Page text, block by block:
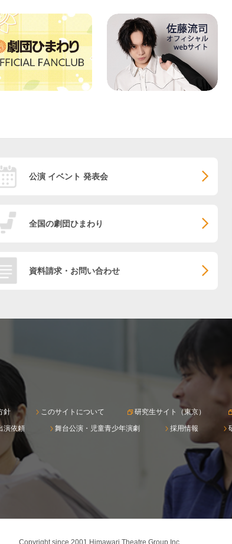
公演 イベント 発表会
全国の劇団ひまわり
資料請求・お問い合わせ
針 このサイトについて 研究生サイト（東京）
演依頼 舞台公演・児童青少年演劇 採用情報
Copyright since 2001 Himawari Theatre Group Inc.